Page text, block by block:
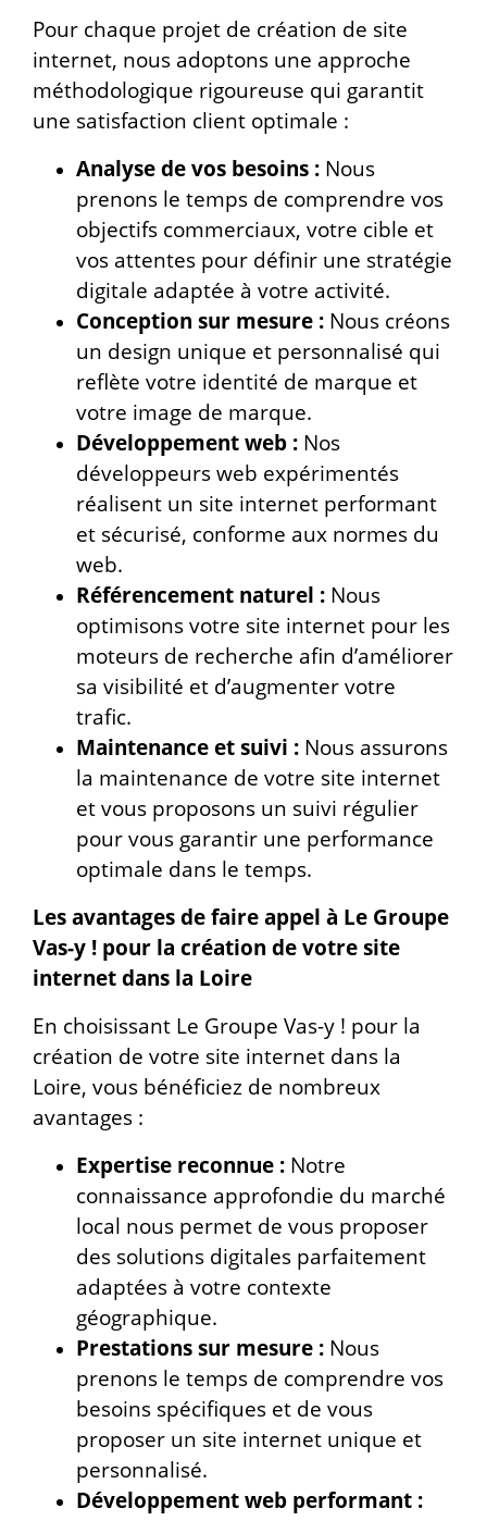
Pour chaque projet de création de site
internet, nous adoptons une approche
méthodologique rigoureuse qui garantit
une satisfaction client optimale :
Analyse de vos besoins : Nous
prenons le temps de comprendre vos
objectifs commerciaux, votre cible et
vos attentes pour définir une stratégie
digitale adaptée à votre activité.
Conception sur mesure : Nous créons
un design unique et personnalisé qui
reflète votre identité de marque et
votre image de marque.
Développement web : Nos
développeurs web expérimentés
réalisent un site internet performant
et sécurisé, conforme aux normes du
web.
Référencement naturel : Nous
optimisons votre site internet pour les
moteurs de recherche afin d’améliorer
sa visibilité et d’augmenter votre
trafic.
Maintenance et suivi : Nous assurons
la maintenance de votre site internet
et vous proposons un suivi régulier
pour vous garantir une performance
optimale dans le temps.
Les avantages de faire appel à Le Groupe
Vas-y ! pour la création de votre site
internet dans la Loire
En choisissant Le Groupe Vas-y ! pour la
création de votre site internet dans la
Loire, vous bénéficiez de nombreux
avantages :
Expertise reconnue : Notre
connaissance approfondie du marché
local nous permet de vous proposer
des solutions digitales parfaitement
adaptées à votre contexte
géographique.
Prestations sur mesure : Nous
prenons le temps de comprendre vos
besoins spécifiques et de vous
proposer un site internet unique et
personnalisé.
Développement web performant :